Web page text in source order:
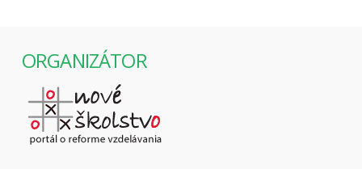
ORGANIZÁTOR